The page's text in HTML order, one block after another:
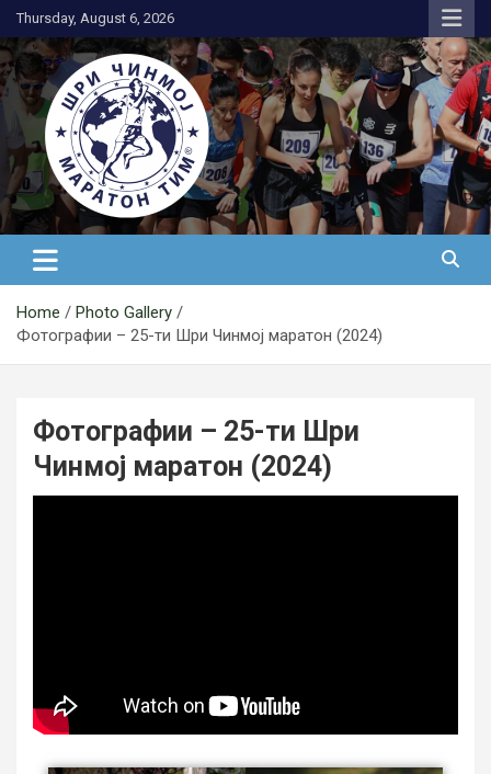
Skip
to
content
Thursday, August 6, 2026
АК Шри Чинмој – Шри Чинмој
Маратон Тим®
Home
Photo Gallery
Фотографии – 25-ти Шри Чинмој маратон (2024)
Фотографии – 25-ти Шри
Чинмој маратон (2024)